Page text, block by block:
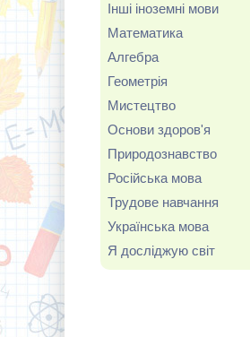
Інші іноземні мови
Математика
Алгебра
Геометрія
Мистецтво
Основи здоров'я
Природознавство
Російська мова
Трудове навчання
Українська мова
Я досліджую світ